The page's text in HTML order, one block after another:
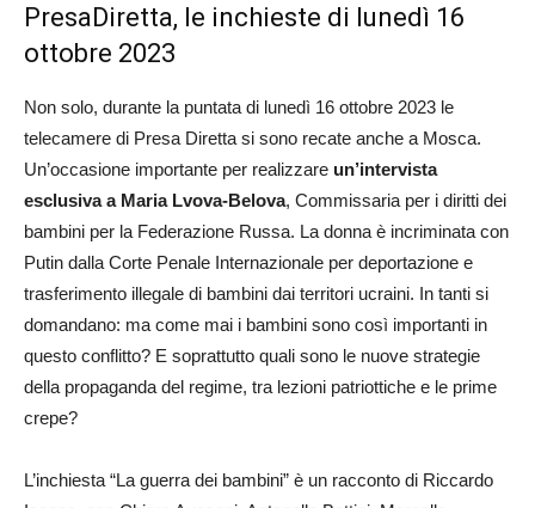
PresaDiretta, le inchieste di lunedì 16
ottobre 2023
Non solo, durante la puntata di lunedì 16 ottobre 2023 le
telecamere di Presa Diretta si sono recate anche a Mosca.
Un’occasione importante per realizzare un’intervista
esclusiva a Maria Lvova-Belova, Commissaria per i diritti dei
bambini per la Federazione Russa. La donna è incriminata con
Putin dalla Corte Penale Internazionale per deportazione e
trasferimento illegale di bambini dai territori ucraini. In tanti si
domandano: ma come mai i bambini sono così importanti in
questo conflitto? E soprattutto quali sono le nuove strategie
della propaganda del regime, tra lezioni patriottiche e le prime
crepe?
L’inchiesta “La guerra dei bambini” è un racconto di Riccardo